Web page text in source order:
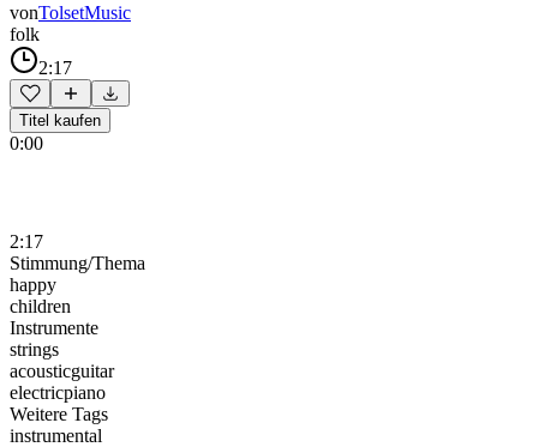
vonTolsetMusic
folk
2:17
Titel kaufen
0:00
2:17
Stimmung/Thema
happy
children
Instrumente
strings
acousticguitar
electricpiano
Weitere Tags
instrumental